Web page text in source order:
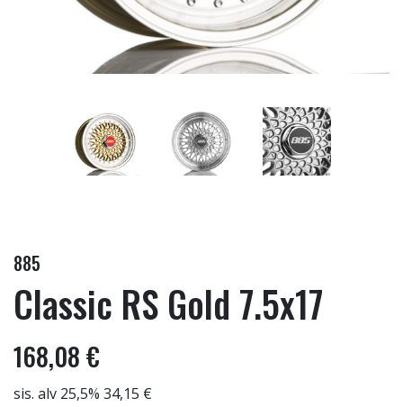
885
Classic RS Gold 7.5x17
168,08 €
sis. alv 25,5% 34,15 €